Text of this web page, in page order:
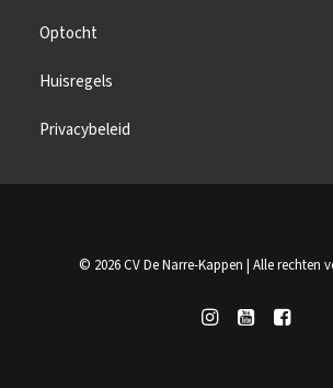
Optocht
Huisregels
Privacybeleid
© 2026 CV De Narre-Kappen | Alle rechten